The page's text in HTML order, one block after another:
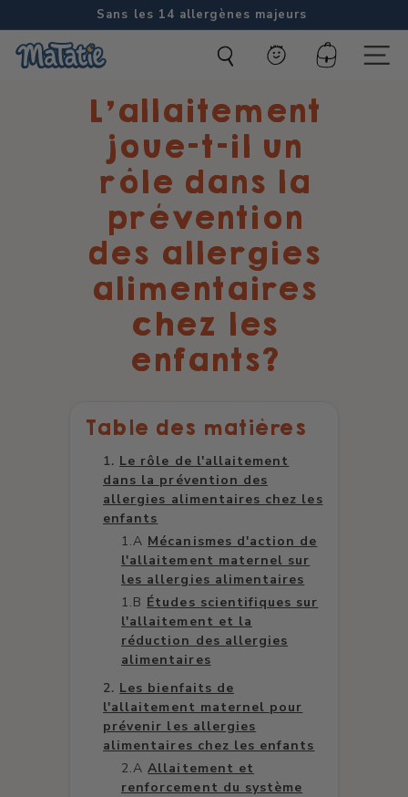
au
contenu
Diaporama
Pause
Sans les 14 allergènes majeurs
M
Compte
L’allaitement
joue-t-il un
rôle dans la
prévention
des allergies
alimentaires
chez les
enfants?
Table des matières
Le rôle de l'allaitement
dans la prévention des
allergies alimentaires chez les
enfants
Mécanismes d'action de
l'allaitement maternel sur
les allergies alimentaires
Études scientifiques sur
l'allaitement et la
réduction des allergies
alimentaires
Les bienfaits de
l'allaitement maternel pour
prévenir les allergies
alimentaires chez les enfants
Allaitement et
renforcement du système